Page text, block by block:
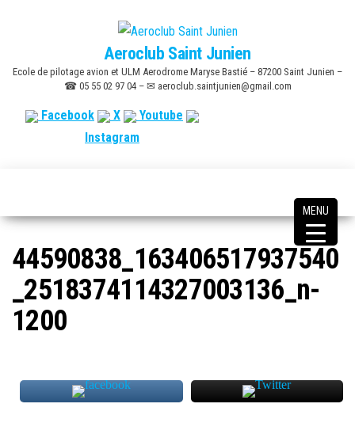
content
Aeroclub Saint Junien
Ecole de pilotage avion et ULM Aerodrome Maryse Bastié – 87200 Saint Junien –
☎ 05 55 02 97 04 – ✉ aeroclub.saintjunien@gmail.com
Facebook X
Youtube
Instagram
44590838_163406517937540
_2518374114327003136_n-
1200
MENU